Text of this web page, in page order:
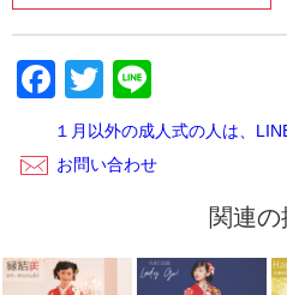
ご返却内容が確認できましたら
ます。レンタルご利用いただき
Facebook
Twitter
１月以外の成人式の人は、
お問い合わせ
関連の